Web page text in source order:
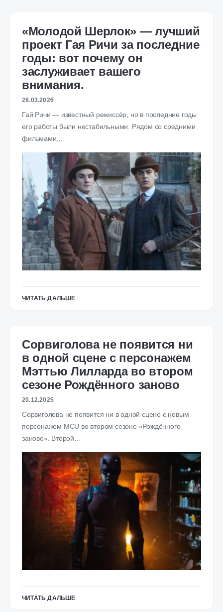
«Молодой Шерлок» — лучший
проект Гая Ричи за последние
годы: вот почему он
заслуживает вашего
внимания.
28.03.2026
Гай Ричи — известный режиссёр, но в последние годы
его работы были нестабильными. Рядом со средними
фильмами,…
ЧИТАТЬ ДАЛЬШЕ
Сорвиголова не появится ни
в одной сцене с персонажем
Мэттью Лилларда во втором
сезоне Рождённого заново
20.12.2025
Сорвиголова не появится ни в одной сцене с новым
персонажем MCU во втором сезоне «Рождённого
заново». Второй…
ЧИТАТЬ ДАЛЬШЕ